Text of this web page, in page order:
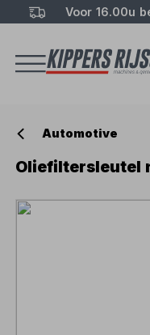
Voor 16.00u
Automotive
Oliefiltersleutel